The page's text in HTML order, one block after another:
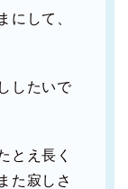
にして、
したいで
とえ長く
た寂しさ